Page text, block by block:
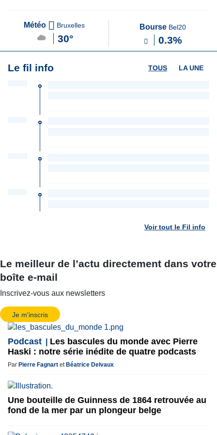
Météo Bruxelles
30°
Bourse Bel20
0.3%
Le fil info LA UNE
TOUS
Voir tout le Fil info
Le meilleur de l’actu directement dans votre
boîte e-mail
Inscrivez-vous aux newsletters
Je m'inscris
Podcast
Les bascules du monde avec Pierre
Haski : notre série inédite de quatre podcasts
Par Pierre Fagnart et Béatrice Delvaux
Une bouteille de Guinness de 1864 retrouvée au
fond de la mer par un plongeur belge